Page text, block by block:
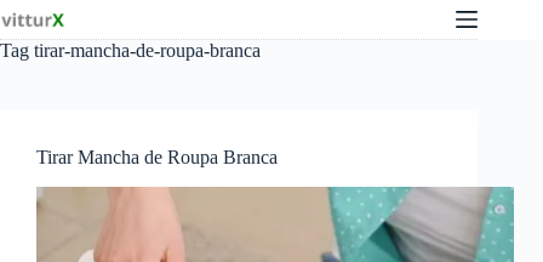
Pular
para
o
Tag tirar-mancha-de-roupa-branca
Tirar Mancha de Roupa Branca